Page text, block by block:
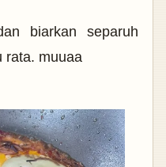
biarkan separuh
rata. muuaa